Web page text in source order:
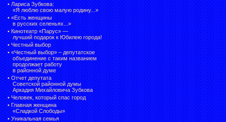
• Лариса Зубкова:
«Я люблю свою малую родину...»
• «Есть женщины
в русских селеньях...»
• Кинотеатр «Парус» —
лучший подарок к Юбилею города!
• Честный выбор
• «Честный выбор» – депутатское
объединение с таким названием
продолжает работу
в районной думе
• Отчет депутата
Советской районной думы
Аркадия Михайловича Зубкова
• Человек, который спас город
• Главная женщина
«Сладкой Слободы»
• Уникальная семья